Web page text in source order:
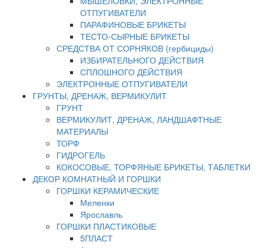
ОТПУГИВАТЕЛИ
ПАРАФИНОВЫЕ БРИКЕТЫ
ТЕСТО-СЫРНЫЕ БРИКЕТЫ
СРЕДСТВА ОТ СОРНЯКОВ (гербициды)
ИЗБИРАТЕЛЬНОГО ДЕЙСТВИЯ
СПЛОШНОГО ДЕЙСТВИЯ
ЭЛЕКТРОННЫЕ ОТПУГИВАТЕЛИ
ГРУНТЫ, ДРЕНАЖ, ВЕРМИКУЛИТ
ГРУНТ
ВЕРМИКУЛИТ, ДРЕНАЖ, ЛАНДШАФТНЫЕ
МАТЕРИАЛЫ
ТОРФ
ГИДРОГЕЛЬ
КОКОСОВЫЕ, ТОРФЯНЫЕ БРИКЕТЫ, ТАБЛЕТКИ
ДЕКОР КОМНАТНЫЙ И ГОРШКИ
ГОРШКИ КЕРАМИЧЕСКИЕ
Меленки
Ярославль
ГОРШКИ ПЛАСТИКОВЫЕ
5ПЛАСТ